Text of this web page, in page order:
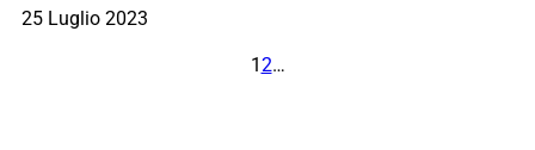
25 Luglio 2023
12…